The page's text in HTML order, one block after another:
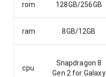
rom 128GB/256GB
ram 8GB/12GB
cpu
Snapdragon 8
Gen 2 for Galaxy